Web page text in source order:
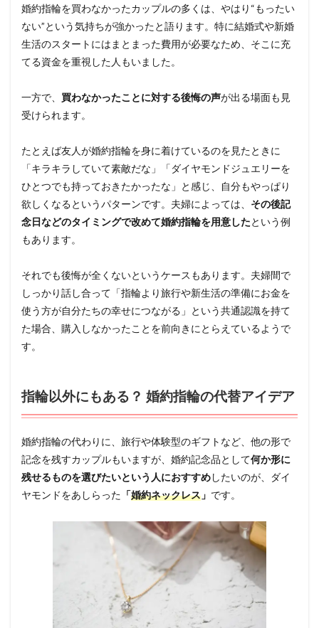
婚約指輪を買わなかったカップルの多くは、やはり“もったい
ない”という気持ちが強かったと語ります。特に結婚式や新婚
生活のスタートにはまとまった費用が必要なため、そこに充
てる資金を重視した人もいました。
一方で、 買わなかったことに対する後悔の声が出る場面も見
受けられます。
たとえば友人が婚約指輪を身に着けているのを見たときに
「キラキラしていて素敵だな」「ダイヤモンドジュエリーを
ひとつでも持っておきたかったな」と感じ、自分もやっぱり
欲しくなるというパターンです。夫婦によっては、 その後記
念日などのタイミングで改めて婚約指輪を用意したという例
もあります。
それでも後悔が全くないというケースもあります。夫婦間で
しっかり話し合って「指輪より旅行や新生活の準備にお金を
使う方が自分たちの幸せにつながる」という共通認識を持て
た場合、購入しなかったことを前向きにとらえているようで
す。
指輪以外にもある？ 婚約指輪の代替アイデア
婚約指輪の代わりに、旅行や体験型のギフトなど、他の形で
記念を残すカップルもいますが、婚約記念品として何か形に
残せるものを選びたいという人におすすめしたいのが、ダイ
ヤモンドをあしらった 「婚約ネックレス 」 です。